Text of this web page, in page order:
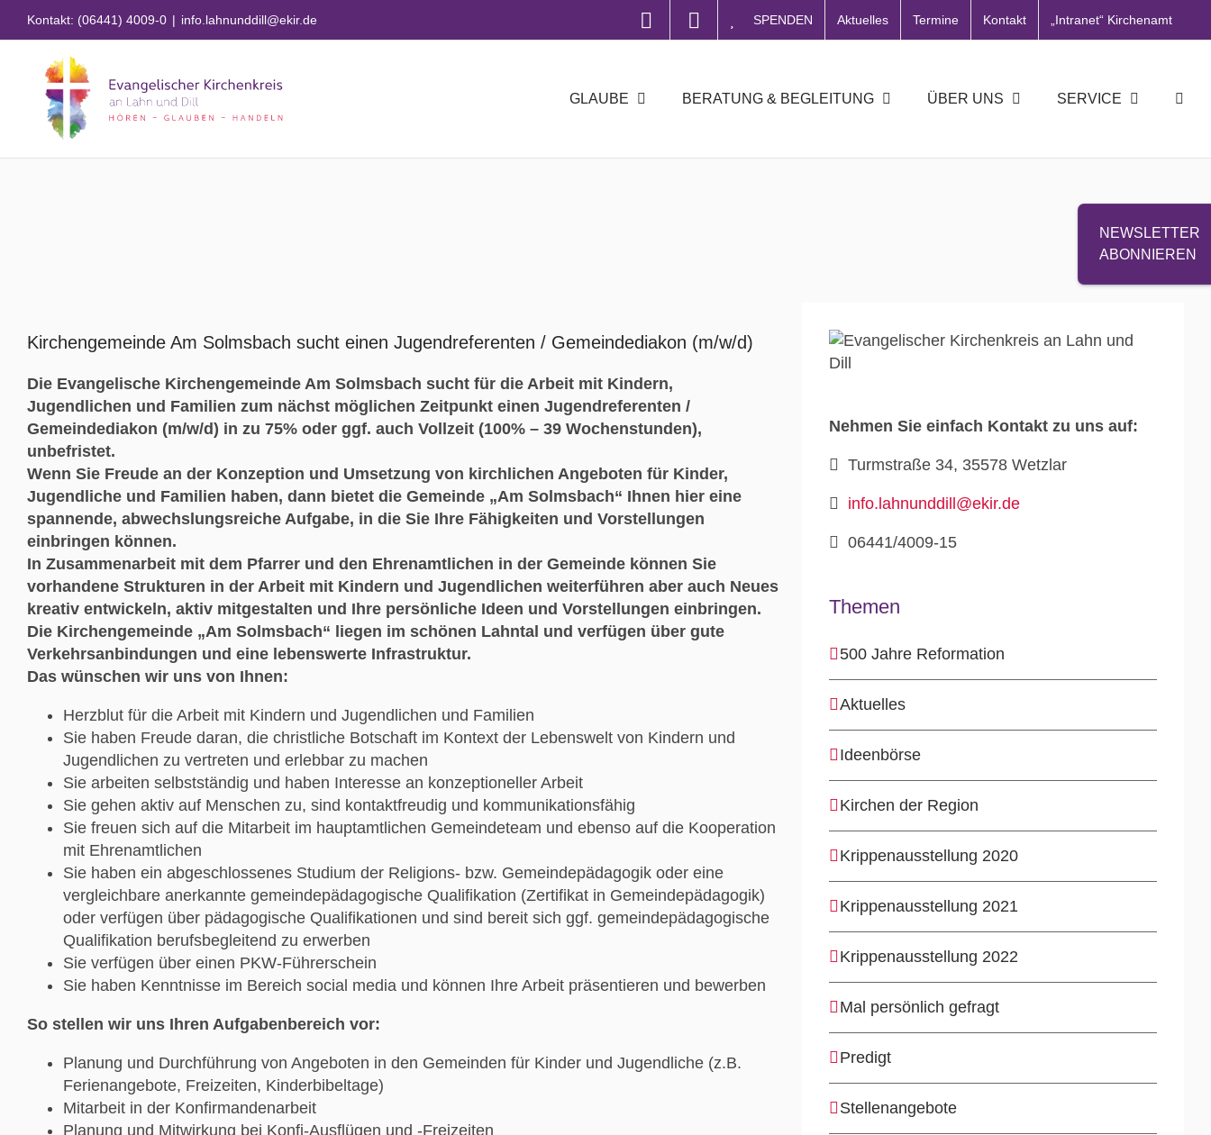
Kontakt: (06441) 4009-0 | info.lahnunddill@ekir.de SPENDEN Aktuelles Termine Kontakt „Intranet“ Kirchenamt
GLAUBE BERATUNG & BEGLEITUNG ÜBER UNS SERVICE
NEWSLETTER
ABONNIEREN
grösseres
Kirchengemeinde Am Solmsbach sucht einen Jugendreferenten / Gemeindediakon (m/w/d)
Die Evangelische Kirchengemeinde Am Solmsbach sucht für die Arbeit mit Kindern,
Jugendlichen und Familien zum nächst möglichen Zeitpunkt einen Jugendreferenten /
Gemeindediakon (m/w/d) in zu 75% oder ggf. auch Vollzeit (100% – 39 Wochenstunden),
unbefristet.
Wenn Sie Freude an der Konzeption und Umsetzung von kirchlichen Angeboten für Kinder,
Jugendliche und Familien haben, dann bietet die Gemeinde „Am Solmsbach“ Ihnen hier eine
spannende, abwechslungsreiche Aufgabe, in die Sie Ihre Fähigkeiten und Vorstellungen
einbringen können.
In Zusammenarbeit mit dem Pfarrer und den Ehrenamtlichen in der Gemeinde können Sie
vorhandene Strukturen in der Arbeit mit Kindern und Jugendlichen weiterführen aber auch Neues
kreativ entwickeln, aktiv mitgestalten und Ihre persönliche Ideen und Vorstellungen einbringen.
Die Kirchengemeinde „Am Solmsbach“ liegen im schönen Lahntal und verfügen über gute
Verkehrsanbindungen und eine lebenswerte Infrastruktur.
Das wünschen wir uns von Ihnen:
Herzblut für die Arbeit mit Kindern und Jugendlichen und Familien
Sie haben Freude daran, die christliche Botschaft im Kontext der Lebenswelt von Kindern und
Jugendlichen zu vertreten und erlebbar zu machen
Sie arbeiten selbstständig und haben Interesse an konzeptioneller Arbeit
Sie gehen aktiv auf Menschen zu, sind kontaktfreudig und kommunikationsfähig
Sie freuen sich auf die Mitarbeit im hauptamtlichen Gemeindeteam und ebenso auf die Kooperation
mit Ehrenamtlichen
Sie haben ein abgeschlossenes Studium der Religions- bzw. Gemeindepädagogik oder eine
vergleichbare anerkannte gemeindepädagogische Qualifikation (Zertifikat in Gemeindepädagogik)
oder verfügen über pädagogische Qualifikationen und sind bereit sich ggf. gemeindepädagogische
Qualifikation berufsbegleitend zu erwerben
Sie verfügen über einen PKW-Führerschein
Sie haben Kenntnisse im Bereich social media und können Ihre Arbeit präsentieren und bewerben
So stellen wir uns Ihren Aufgabenbereich vor:
Planung und Durchführung von Angeboten in den Gemeinden für Kinder und Jugendliche (z.B.
Ferienangebote, Freizeiten, Kinderbibeltage)
Mitarbeit in der Konfirmandenarbeit
Planung und Mitwirkung bei Konfi-Ausflügen und -Freizeiten
Nehmen Sie einfach Kontakt zu uns auf:
Turmstraße 34, 35578 Wetzlar
info.lahnunddill@ekir.de
06441/4009-15
Themen
500 Jahre Reformation
Aktuelles
Ideenbörse
Kirchen der Region
Krippenausstellung 2020
Krippenausstellung 2021
Krippenausstellung 2022
Mal persönlich gefragt
Predigt
Stellenangebote